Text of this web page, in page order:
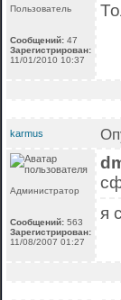
Пользователь
Сообщений: 47
Зарегистрирован:
11/01/2010 10:37
karmus
Администратор
Сообщений: 563
Зарегистрирован:
11/08/2007 01:27
я